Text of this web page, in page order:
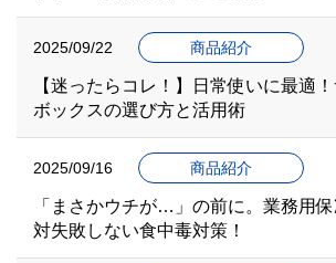
2025/09/22 商品紹介
【迷ったらコレ！】日常使いに最適
ボックスの選び方と活用術
2025/09/16 商品紹介
「まさかウチが…」の前に。業務用
対失敗しない食中毒対策！